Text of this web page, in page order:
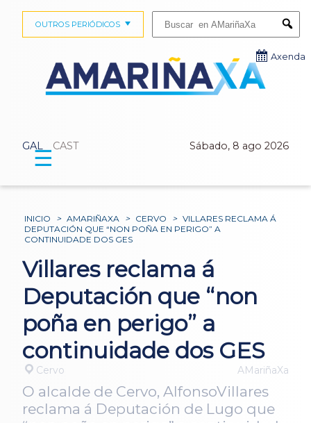
GAL CAST Sábado, 8 ago 2026
OUTROS PERIÓDICOS
Axenda
☰
INICIO > AMARIÑAXA > CERVO > VILLARES RECLAMA Á
DEPUTACIÓN QUE “NON POÑA EN PERIGO” A
CONTINUIDADE DOS GES
Villares reclama á
Deputación que “non
poña en perigo” a
continuidade dos GES
Cervo AMariñaXa
O alcalde de Cervo, AlfonsoVillares
reclama á Deputación de Lugo que